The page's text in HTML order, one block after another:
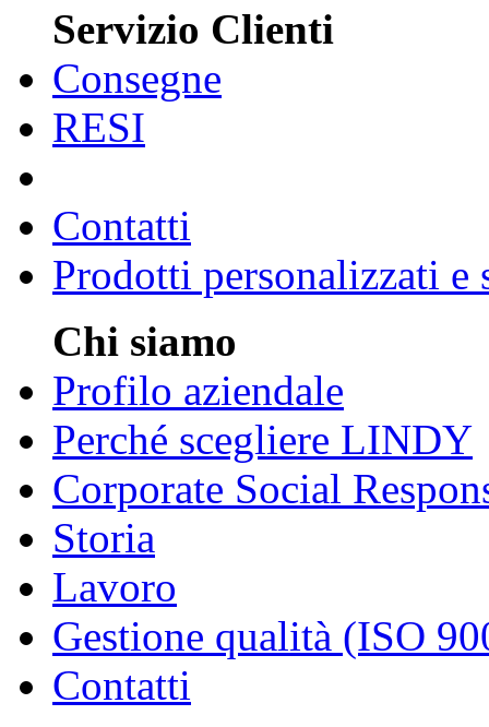
Servizio Clienti
Consegne
RESI
Contatti
Prodotti personalizzati e
Chi siamo
Profilo aziendale
Perché scegliere LINDY
Corporate Social
Storia
Lavoro
Gestione qualità (ISO
Contatti